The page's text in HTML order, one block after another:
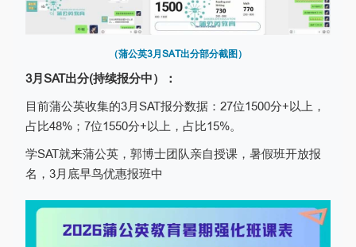
（蒲公英3月SAT出分部分截图）
3月SAT出分(持续报分中）：
目前蒲公英收集的3月SAT报分数据：27位1500分+以上，
占比48%；7位1550分+以上，占比15%。
学SAT就来蒲公英，郭博士团队亲自授课，暑假班开放报
名，3月底早鸟优惠报班中